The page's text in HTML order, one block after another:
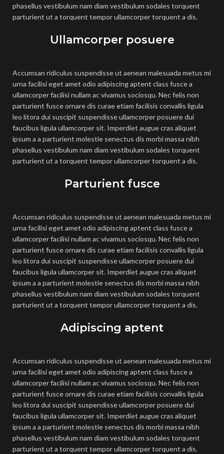
phasellus vestibulum nam diam vestibulum sodales torquent
parturient ut a torquent tempor ullamcorper torquent a dis.
Ullamcorper posuere
Accumsan ridiculus suspendisse ut aenean malesuada metus mi
urna facilisi eget amet odio adipiscing aptent class fusce a
ullamcorper facilisi nullam ac vivamus sociosqu. Nec felis non
parturient fusce ornare dis curae etiam facilisis convallis ligula
leo litora dui suscipit suspendisse ullamcorper posuere dui
faucibus ligula ullamcorper sit. Imperdiet augue cras aliquet
ipsum a a parturient molestie senectus dis morbi massa nibh
phasellus vestibulum nam diam vestibulum sodales torquent
parturient ut a torquent tempor ullamcorper torquent a dis.
Parturient fusce
Accumsan ridiculus suspendisse ut aenean malesuada metus mi
urna facilisi eget amet odio adipiscing aptent class fusce a
ullamcorper facilisi nullam ac vivamus sociosqu. Nec felis non
parturient fusce ornare dis curae etiam facilisis convallis ligula
leo litora dui suscipit suspendisse ullamcorper posuere dui
faucibus ligula ullamcorper sit. Imperdiet augue cras aliquet
ipsum a a parturient molestie senectus dis morbi massa nibh
phasellus vestibulum nam diam vestibulum sodales torquent
parturient ut a torquent tempor ullamcorper torquent a dis.
Adipiscing aptent
Accumsan ridiculus suspendisse ut aenean malesuada metus mi
urna facilisi eget amet odio adipiscing aptent class fusce a
ullamcorper facilisi nullam ac vivamus sociosqu. Nec felis non
parturient fusce ornare dis curae etiam facilisis convallis ligula
leo litora dui suscipit suspendisse ullamcorper posuere dui
faucibus ligula ullamcorper sit. Imperdiet augue cras aliquet
ipsum a a parturient molestie senectus dis morbi massa nibh
phasellus vestibulum nam diam vestibulum sodales torquent
parturient ut a torquent tempor ullamcorper torquent a dis.